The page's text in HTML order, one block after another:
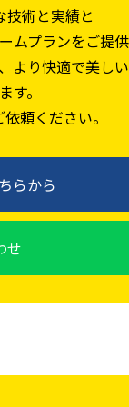
術と実績と
ムプランをご提
より快適で美しい
。
頼ください。
らから
せ